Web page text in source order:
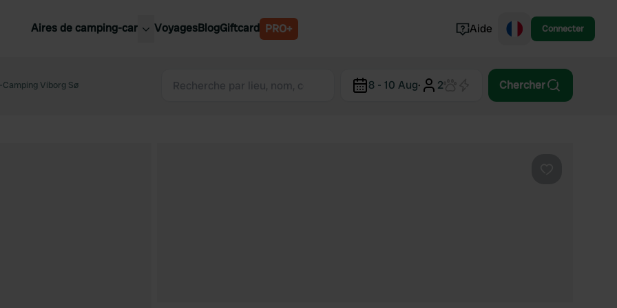
Aires de camping-car
Slovénie
VoyagesBlogGiftcard PRO+ Aide Connecter
Camping Viborg Sø 8 - 10 Aug· 2 Chercher